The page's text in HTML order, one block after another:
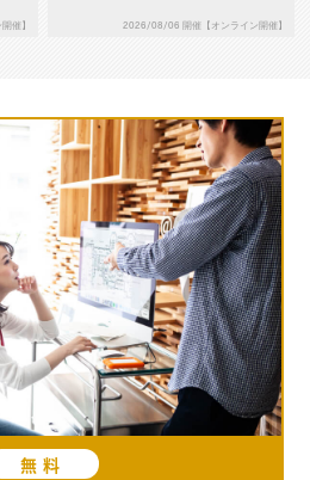
ク
催】 2026/08/06 開催【オンライン開催】
無料